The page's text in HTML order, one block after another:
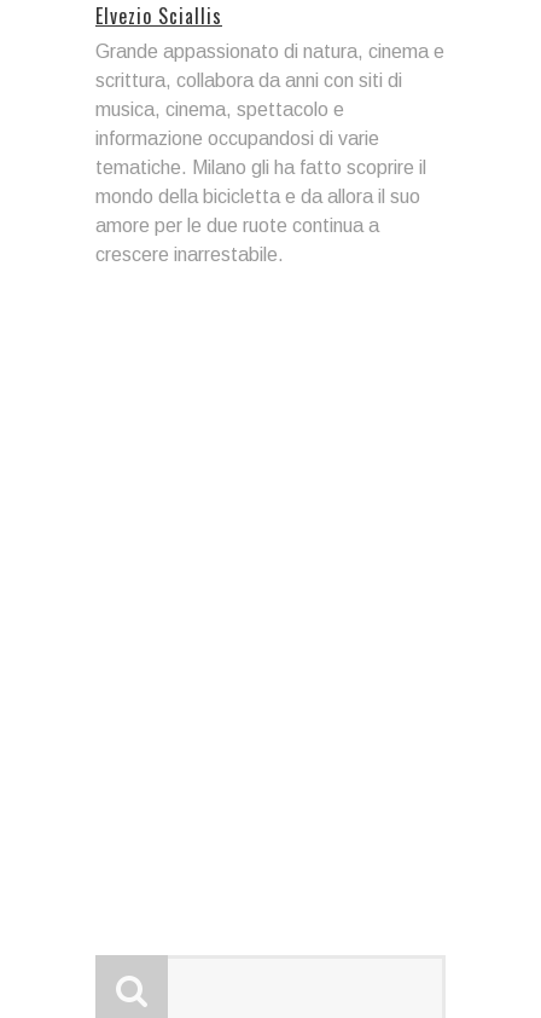
Elvezio Sciallis
Grande appassionato di natura, cinema e
scrittura, collabora da anni con siti di
musica, cinema, spettacolo e
informazione occupandosi di varie
tematiche. Milano gli ha fatto scoprire il
mondo della bicicletta e da allora il suo
amore per le due ruote continua a
crescere inarrestabile.